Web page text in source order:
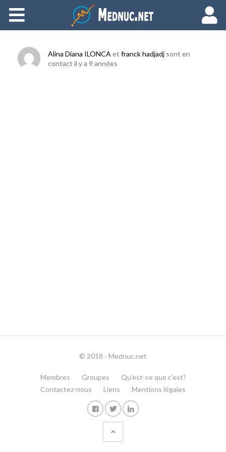
Ajouter du contenu
Alina Diana ILONCA et franck hadjadj sont en
contact il y a 9 années
© 2018 - Mednuc.net
Membres Groupes
Qu’est-ce que c’est?
Contactez-nous
Liens Mentions légales